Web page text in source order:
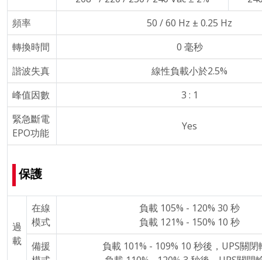
頻率
50 / 60 Hz ± 0.25 Hz
轉換時間
0 毫秒
諧波失真
線性負載小於2.5%
峰值因數
3 : 1
緊急斷電
EPO功能
Yes
保護
過
載
在線
模式
負載 105% - 120% 30 秒
負載 121% - 150% 10 秒
備援
負載 101% - 109% 10 秒後，UPS關閉